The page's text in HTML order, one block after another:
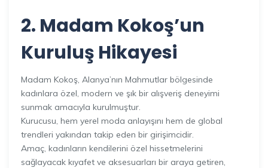
2. Madam Kokoş’un
Kuruluş Hikayesi
Madam Kokoş, Alanya’nın Mahmutlar bölgesinde
kadınlara özel, modern ve şık bir alışveriş deneyimi
sunmak amacıyla kurulmuştur.
Kurucusu, hem yerel moda anlayışını hem de global
trendleri yakından takip eden bir girişimcidir.
Amaç, kadınların kendilerini özel hissetmelerini
sağlayacak kıyafet ve aksesuarları bir araya getiren,